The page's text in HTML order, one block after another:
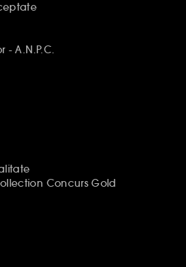
- A.N.P.C.
Concurs Gold